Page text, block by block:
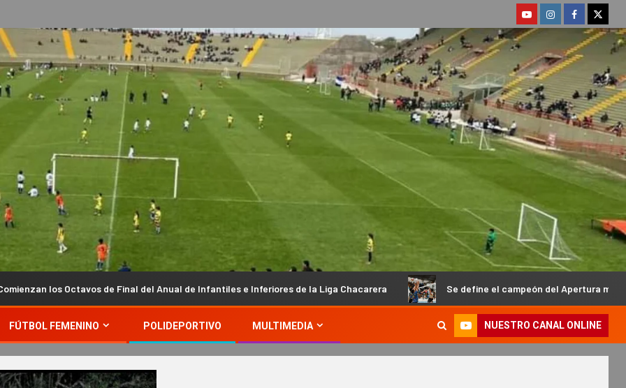
de Final del Anual de Infantiles e Inferiores de la Liga Chacarera Se define el campeón del Apertura masculino de la
FÚTBOL FEMENINO POLIDEPORTIVO MULTIMEDIA NUESTRO CANAL ONLINE